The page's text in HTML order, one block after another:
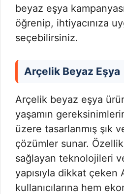
beyaz eşya
öğrenip, ihtiyacınıza
seçebilirsiniz.
Arçelik Beyaz Eşya
Arçelik beyaz eşya
yaşamın
üzere tasarlanmış şık
çözümler sunar.
sağlayan teknolojileri
yapısıyla dikkat çeken
kullanıcılarına hem